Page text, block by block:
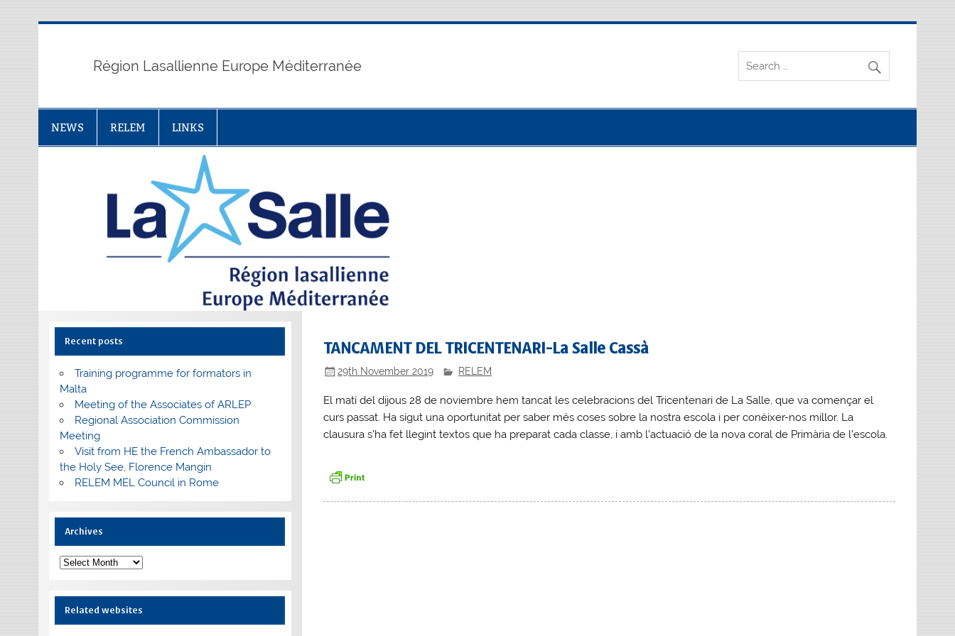
Région Lasallienne Europe Méditerranée
NEWS RELEM LINKS
TANCAMENT DEL TRICENTENARI-La Salle Cassà
29th November 2019 RELEM
El matí del dijous 28 de noviembre hem tancat les celebracions del Tricentenari de La Salle, que va començar el
curs passat. Ha sigut una oportunitat per saber més coses sobre la nostra escola i per conèixer-nos millor. La
clausura s’ha fet llegint textos que ha preparat cada classe, i amb l’actuació de la nova coral de Primària de l’escola.
Recent posts
Training programme for formators in
Malta
Meeting of the Associates of ARLEP
Regional Association Commission
Meeting
Visit from HE the French Ambassador to
the Holy See, Florence Mangin
RELEM MEL Council in Rome
Archives
Archives
Related websites